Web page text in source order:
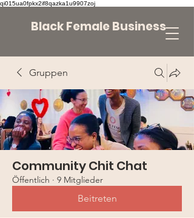
qi015ua0fpkx2if8qazka1u9907zoj
Black Female Business
Gruppen
Community Chit Chat
Öffentlich · 9 Mitglieder
Beitreten